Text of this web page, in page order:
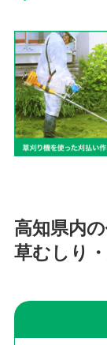
高知県内
草むしり・